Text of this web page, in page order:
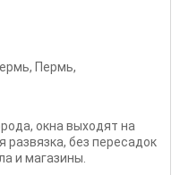
, Пермь,
окна выходят на
развязка, без пересадок
и магазины.